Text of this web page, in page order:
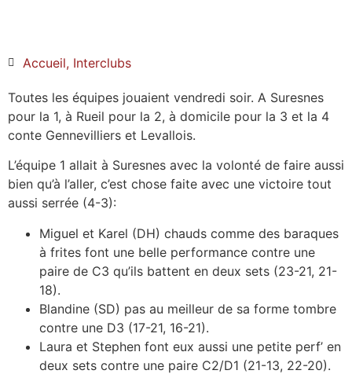
Accueil, Interclubs
Toutes les équipes jouaient vendredi soir. A Suresnes
pour la 1, à Rueil pour la 2, à domicile pour la 3 et la 4
conte Gennevilliers et Levallois.
L’équipe 1 allait à Suresnes avec la volonté de faire aussi
bien qu’à l’aller, c’est chose faite avec une victoire tout
aussi serrée (4-3):
Miguel et Karel (DH) chauds comme des baraques
à frites font une belle performance contre une
paire de C3 qu’ils battent en deux sets (23-21, 21-
18).
Blandine (SD) pas au meilleur de sa forme tombre
contre une D3 (17-21, 16-21).
Laura et Stephen font eux aussi une petite perf’ en
deux sets contre une paire C2/D1 (21-13, 22-20).